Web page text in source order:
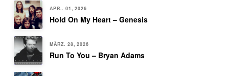
APR.. 01, 2026
Hold On My Heart – Genesis
MÄRZ. 28, 2026
Run To You – Bryan Adams